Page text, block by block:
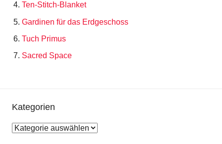
Ten-Stitch-Blanket
Gardinen für das Erdgeschoss
Tuch Primus
Sacred Space
Kategorien
Kategorien